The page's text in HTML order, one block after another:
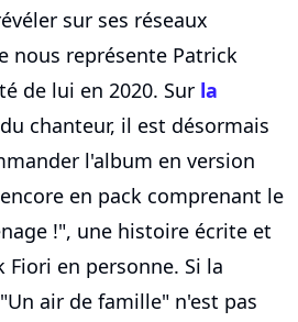
sur ses réseaux
nous représente Patrick
de lui en 2020. Sur la
du chanteur, il est désormais
l'album en version
en pack comprenant le
!", une histoire écrite et
en personne. Si la
air de famille" n'est pas